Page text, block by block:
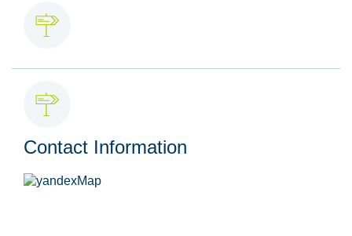
Contact Information